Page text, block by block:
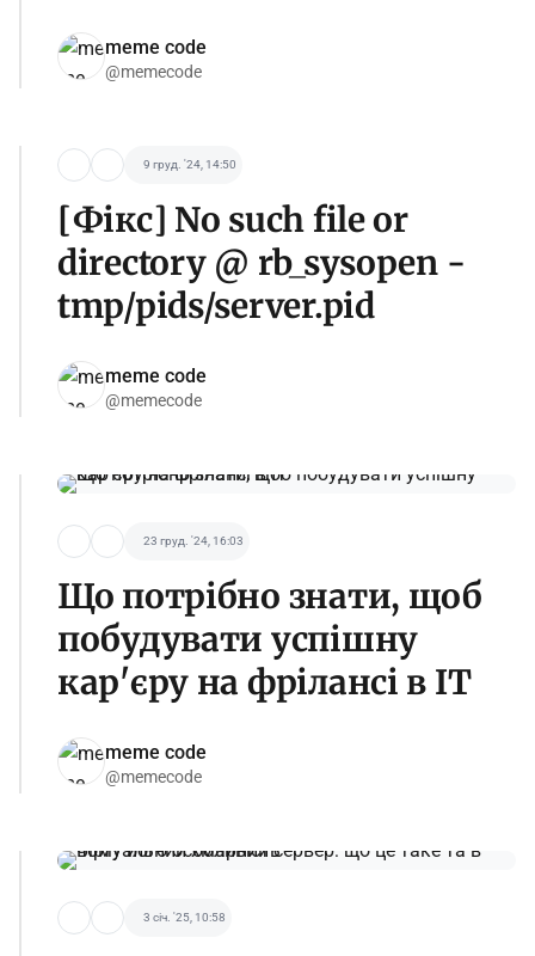
meme code
@memecode
9 груд. '24, 14:50
[Фікс] No such file or
directory @ rb_sysopen -
tmp/pids/server.pid
meme code
@memecode
23 груд. '24, 16:03
Що потрібно знати, щоб
побудувати успішну
кар'єру на фрілансі в IT
meme code
@memecode
3 січ. '25, 10:58